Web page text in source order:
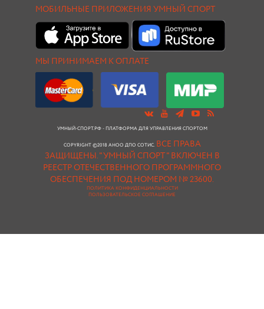
МОБИЛЬНЫЕ ПРИЛОЖЕНИЯ УМНЫЙ СПОРТ
МЫ ПРИНИМАЕМ К ОПЛАТЕ
УМНЫЙ-СПОРТ.РФ - ПЛАТФОРМА ДЛЯ УПРАВЛЕНИЯ СПОРТОМ
COPYRIGHT ©2018 АНОО ДПО СОТИС. ВСЕ ПРАВА
ЗАЩИЩЕНЫ."УМНЫЙ СПОРТ " ВКЛЮЧЕН В
РЕЕСТР ОТЕЧЕСТВЕННОГО ПРОГРАММНОГО
ОБЕСПЕЧЕНИЯ ПОД НОМЕРОМ № 23600.
ПОЛИТИКА КОНФИДЕНЦИАЛЬНОСТИ
ПОЛЬЗОВАТЕЛЬСКОЕ СОГЛАШЕНИЕ